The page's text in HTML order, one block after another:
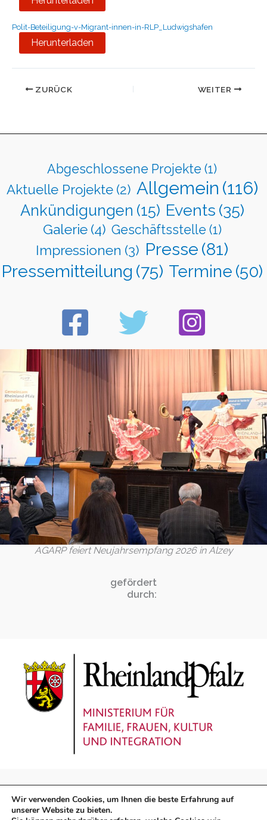
Polit-Beteiligung-v-Migrant-innen-in-RLP_Ludwigshafen
Herunterladen
ZURÜCK WEITER
Abgeschlossene Projekte (1)
Aktuelle Projekte (2) Allgemein (116)
Ankündigungen (15) Events (35)
Galerie (4) Geschäftsstelle (1)
Impressionen (3) Presse (81)
Pressemitteilung (75) Termine (50)
AGARP feiert Neujahrsempfang 2026 in Alzey
gefördert
durch:
Wir verwenden Cookies, um Ihnen die beste Erfahrung auf
unserer Website zu bieten.